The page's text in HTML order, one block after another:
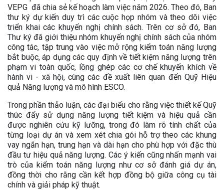
VEPG đã chia sẻ kế hoạch làm việc năm 2026. Theo đó, Ban
thư ký dự kiến duy trì các cuộc họp nhóm và theo dõi việc
triển khai các khuyến nghị chính sách. Trên cơ sở đó, Ban
Thư ký đã giới thiệu nhóm khuyến nghị chính sách của nhóm
công tác, tập trung vào việc mở rộng kiểm toán năng lượng
bắt buộc, áp dụng các quy định về tiết kiệm năng lượng trên
phạm vi toàn quốc, lồng ghép các cơ chế khuyến khích về
hành vi - xã hội, cùng các đề xuất liên quan đến Quỹ Hiệu
quả Năng lượng và mô hình ESCO.
Trong phần thảo luận, các đại biểu cho rằng việc thiết kế Quỹ
thúc đẩy sử dụng năng lượng tiết kiệm và hiệu quả cần
được nghiên cứu kỹ lưỡng, trong đó làm rõ tính chất của
từng loại dự án và xem xét chia gói hỗ trợ theo các khung
vay ngắn hạn, trung hạn và dài hạn cho phù hợp với đặc thù
đầu tư hiệu quả năng lượng. Các ý kiến cũng nhấn mạnh vai
trò của kiểm toán năng lượng như cơ sở đánh giá dự án,
đồng thời cho rằng cần kết hợp đồng bộ giữa công cụ tài
chính và giải pháp kỹ thuật.